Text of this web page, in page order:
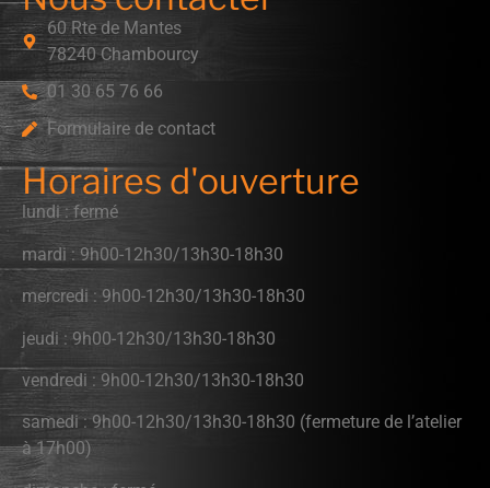
60 Rte de Mantes
78240 Chambourcy
01 30 65 76 66
Formulaire de contact
Horaires d'ouverture
lundi : fermé
mardi : 9h00-12h30/13h30-18h30
mercredi : 9h00-12h30/13h30-18h30
jeudi : 9h00-12h30/13h30-18h30
vendredi : 9h00-12h30/13h30-18h30
samedi : 9h00-12h30/13h30-18h30 (fermeture de l’atelier
à 17h00)